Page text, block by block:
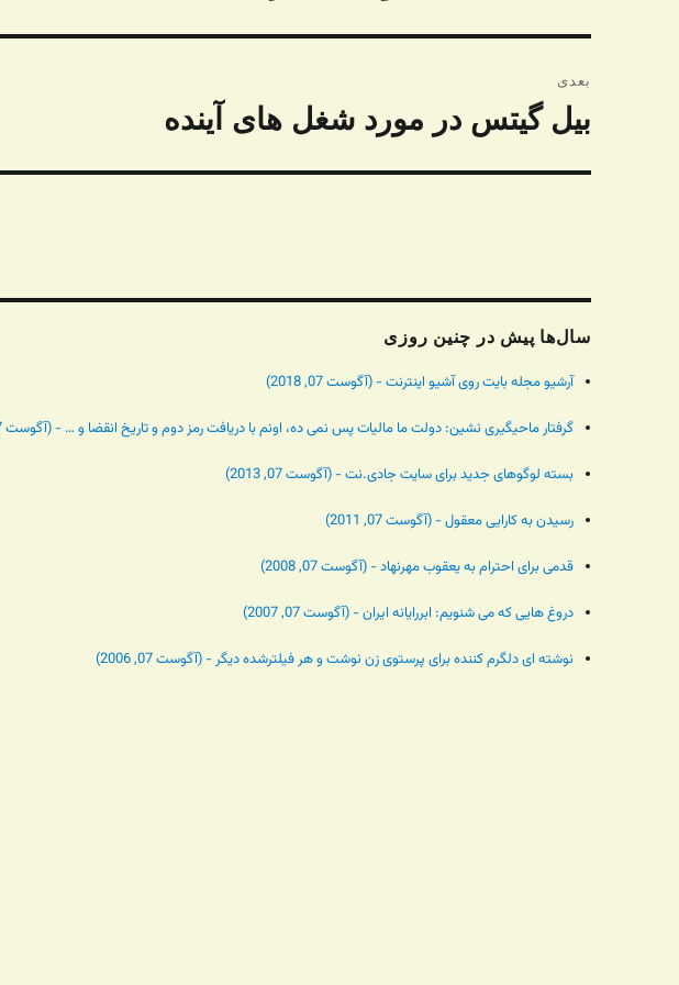
بعدی
بیل گیتس در مورد شغل های آینده
سال‌ها پیش در چنین روزی
آرشیو مجله بایت روی آشیو اینترنت - (آگوست 07, 2018)
گرفتار ماحیگیری نشین: دولت ما مالیات پس نمی ده، اونم با دریافت رمز دوم و تاریخ انقضا و … - (آگوست 07, 2015)
بسته لوگوهای جدید برای سایت جادی.نت - (آگوست 07, 2013)
رسیدن به کارایی معقول - (آگوست 07, 2011)
قدمی برای احترام به یعقوب مهرنهاد - (آگوست 07, 2008)
دروغ هایی که می شنویم: ابررایانه ایران - (آگوست 07, 2007)
نوشته ای دلگرم کننده برای پرستوی زن نوشت و هر فیلترشده دیگر - (آگوست 07, 2006)